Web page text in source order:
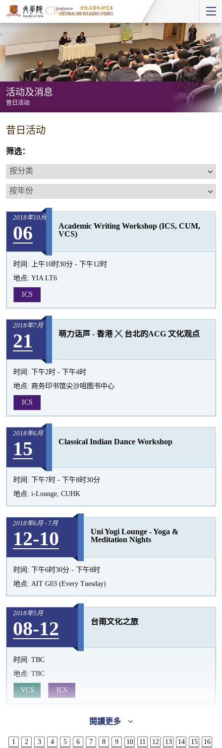
Start
main
Content
活动及消息
昔日活动
动
及
消
息
昔日活动
筛选：
按
分
类
按
年
2018年10月
06
Academic Writing Workshop (ICS, CUM,
VCS)
时间:
上午10时30分 - 下午12时
地点: YIA LT6
ICS
2018年7月
21 萌力话声 - 香港 ╳ 台北的ACG 文化观点
时间:
下午2时 - 下午4时
地点: 商务印书馆尖沙咀图书中心
ICS
2018年6月
15 Classical Indian Dance Workshop
时间:
下午7时 - 下午8时30分
地点: i-Lounge, CUHK
2018年6月 - 7月
12-10
Uni Yogi Lounge - Yoga &
Meditation Nights
时间:
下午6时30分 - 下午8时
地点: AIT G03 (Every Tuesday)
2018年5月
08-12 台南文化之旅
时间: TBC
地点: TBC
VCS ICS
閱讀更多
1 2 3 4 5 6 7 8 9 10 11 12 13 14 15
16